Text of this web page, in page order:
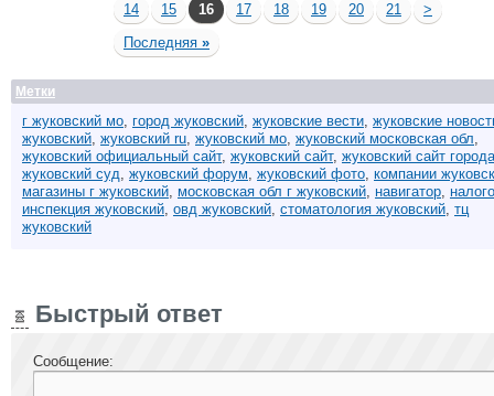
14
15 16 17 18 19 20 21
>
Последняя »
Метки
г жуковский мо, город жуковский, жуковские вести, жуковские
жуковский, жуковский ru, жуковский мо, жуковский московская обл,
жуковский официальный сайт, жуковский сайт, жуковский сайт города
жуковский суд, жуковский форум, жуковский фото, компании
магазины г жуковский, московская обл г жуковский, навигатор,
инспекция жуковский, овд жуковский, стоматология жуковский, тц
жуковский
Быстрый ответ
Сообщение: